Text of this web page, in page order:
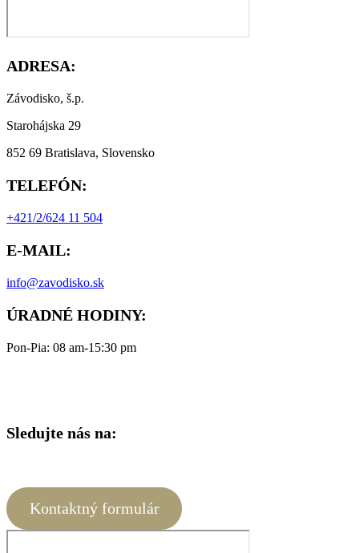
ADRESA:
Závodisko, š.p.
Starohájska 29
852 69 Bratislava, Slovensko
TELEFÓN:
+421/2/624 11 504
E-MAIL:
info@zavodisko.sk
ÚRADNÉ HODINY:
Pon-Pia: 08 am-15:30 pm
Sledujte nás na:
Kontaktný formulár